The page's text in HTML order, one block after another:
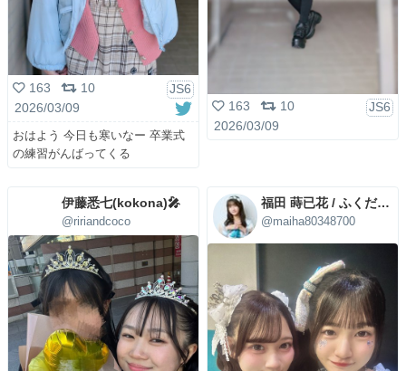
163 10
JS6
2026/03/09
おはよう 今日も寒いなー 卒業式
の練習がんばってくる
163 10
JS6
2026/03/09
伊藤悉七(kokona)🎤
@ririandcoco
福田 蒔已花 / ふくだまいは
@maiha80348700